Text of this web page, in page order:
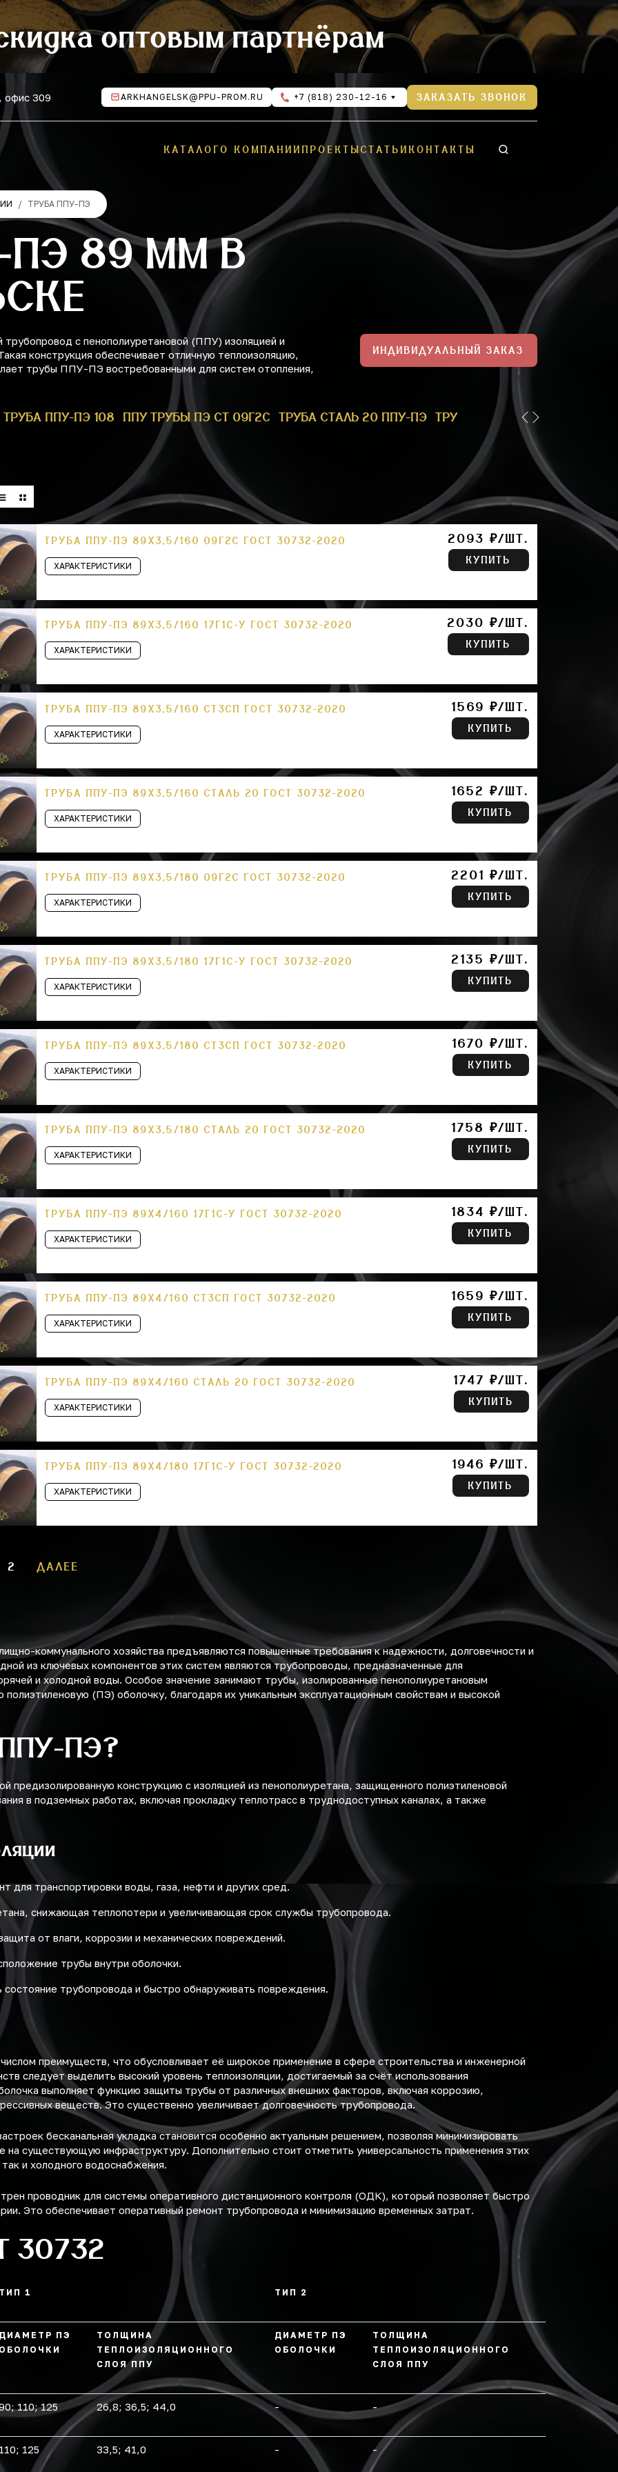
оптовым партнёрам
офис 309 ARKHANGELSK@PPU-PROM.RU +7 (818) 230-12-16 ЗАКАЗАТЬ ЗВОНОК
КАТАЛОГО КОМПАНИИ ПРОЕКТЫСТАТЬИ КОНТАКТЫ
ТРУБА ППУ-ПЭ
ПЭ 89 ММ В
с пенополиуретановой (ППУ) изоляцией и
конструкция обеспечивает отличную теплоизоляцию,
трубы ППУ-ПЭ востребованными для систем отопления,
ИНДИВИДУАЛЬНЫЙ ЗАКАЗ
ТРУБА ППУ-ПЭ 108 ППУ ТРУБЫ ПЭ СТ 09Г2С ТРУБА СТАЛЬ 20 ППУ-ПЭ ТРУБА ППУ-ПЭ 1 ТРУБА 159
ТРУБА ППУ-ПЭ 89Х3,5/160 09Г2С ГОСТ 30732-2020
ХАРАКТЕРИСТИКИ
2093 ₽/ШТ.
КУПИТЬ
ТРУБА ППУ-ПЭ 89Х3,5/160 17Г1С-У ГОСТ 30732-2020
ХАРАКТЕРИСТИКИ
2030 ₽/ШТ.
КУПИТЬ
ТРУБА ППУ-ПЭ 89Х3,5/160 СТ3СП ГОСТ 30732-2020
ХАРАКТЕРИСТИКИ
1569 ₽/ШТ.
КУПИТЬ
ТРУБА ППУ-ПЭ 89Х3,5/160 СТАЛЬ 20 ГОСТ 30732-2020
ХАРАКТЕРИСТИКИ
1652 ₽/ШТ.
КУПИТЬ
ТРУБА ППУ-ПЭ 89Х3,5/180 09Г2С ГОСТ 30732-2020
ХАРАКТЕРИСТИКИ
2201 ₽/ШТ.
КУПИТЬ
ТРУБА ППУ-ПЭ 89Х3,5/180 17Г1С-У ГОСТ 30732-2020
ХАРАКТЕРИСТИКИ
2135 ₽/ШТ.
КУПИТЬ
ТРУБА ППУ-ПЭ 89Х3,5/180 СТ3СП ГОСТ 30732-2020
ХАРАКТЕРИСТИКИ
1670 ₽/ШТ.
КУПИТЬ
ТРУБА ППУ-ПЭ 89Х3,5/180 СТАЛЬ 20 ГОСТ 30732-2020
ХАРАКТЕРИСТИКИ
1758 ₽/ШТ.
КУПИТЬ
ТРУБА ППУ-ПЭ 89Х4/160 17Г1С-У ГОСТ 30732-2020
ХАРАКТЕРИСТИКИ
1834 ₽/ШТ.
КУПИТЬ
ТРУБА ППУ-ПЭ 89Х4/160 СТ3СП ГОСТ 30732-2020
ХАРАКТЕРИСТИКИ
1659 ₽/ШТ.
КУПИТЬ
ТРУБА ППУ-ПЭ 89Х4/160 СТАЛЬ 20 ГОСТ 30732-2020
ХАРАКТЕРИСТИКИ
1747 ₽/ШТ.
КУПИТЬ
ТРУБА ППУ-ПЭ 89Х4/180 17Г1С-У ГОСТ 30732-2020
ХАРАКТЕРИСТИКИ
1946 ₽/ШТ.
КУПИТЬ
2 ДАЛЕЕ
коммунального хозяйства предъявляются повышенные требования к надежности, долговечности и
из ключевых компонентов этих систем являются трубопроводы, предназначенные для
и холодной воды. Особое значение занимают трубы, изолированные пенополиуретановым
(ПЭ) оболочку, благодаря их уникальным эксплуатационным свойствам и высокой
ППУ-ПЭ?
конструкцию с изоляцией из пенополиуретана, защищенного полиэтиленовой
в подземных работах, включая прокладку теплотрасс в труднодоступных каналах, а также
для транспортировки воды, газа, нефти и других сред.
снижающая теплопотери и увеличивающая срок службы трубопровода.
от влаги, коррозии и механических повреждений.
трубы внутри оболочки.
трубопровода и быстро обнаруживать повреждения.
преимуществ, что обусловливает её широкое применение в сфере строительства и инженерной
следует выделить высокий уровень теплоизоляции, достигаемый за счёт использования
выполняет функцию защиты трубы от различных внешних факторов, включая коррозию,
веществ. Это существенно увеличивает долговечность трубопровода.
бесканальная укладка становится особенно актуальным решением, позволяя минимизировать
на существующую инфраструктуру. Дополнительно стоит отметить универсальность применения этих
и холодного водоснабжения.
проводник для системы оперативного дистанционного контроля (ОДК), который позволяет быстро
Это обеспечивает оперативный ремонт трубопровода и минимизацию временных затрат.
30732
1 ТИП 2
ПЭ
ТОЛЩИНА
ТЕПЛОИЗОЛЯЦИОННОГО
СЛОЯ ППУ
ДИАМЕТР ПЭ
ОБОЛОЧКИ
ТОЛЩИНА
ТЕПЛОИЗОЛЯЦИОННОГО
СЛОЯ ППУ
110; 125 26,8; 36,5; 44,0 - -
125 33,5; 41,0 - -